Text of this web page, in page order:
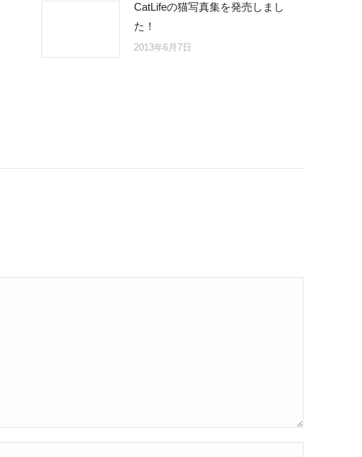
CatLifeの猫写真集を発売しまし
た！
2013年6月7日